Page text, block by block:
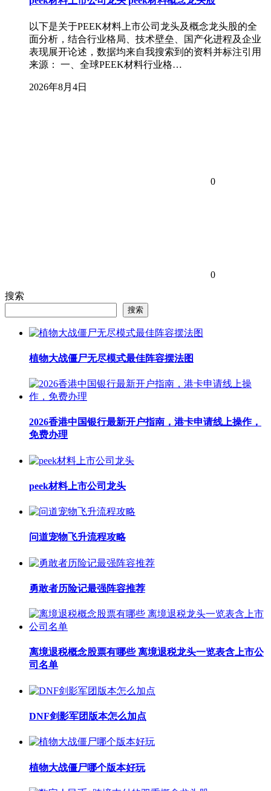
以下是关于PEEK材料上市公司龙头及概念龙头股的全
面分析，结合行业格局、技术壁垒、国产化进程及企业
表现展开论述，数据均来自我搜索到的资料并标注引用
来源： 一、全球PEEK材料行业格…
2026年8月4日
0
0
搜索
搜索
植物大战僵尸无尽模式最佳阵容摆法图
2026香港中国银行最新开户指南，港卡申请线上操作，
免费办理
peek材料上市公司龙头
问道宠物飞升流程攻略
勇敢者历险记最强阵容推荐
离境退税概念股票有哪些 离境退税龙头一览表含上市公
司名单
DNF剑影军团版本怎么加点
植物大战僵尸哪个版本好玩